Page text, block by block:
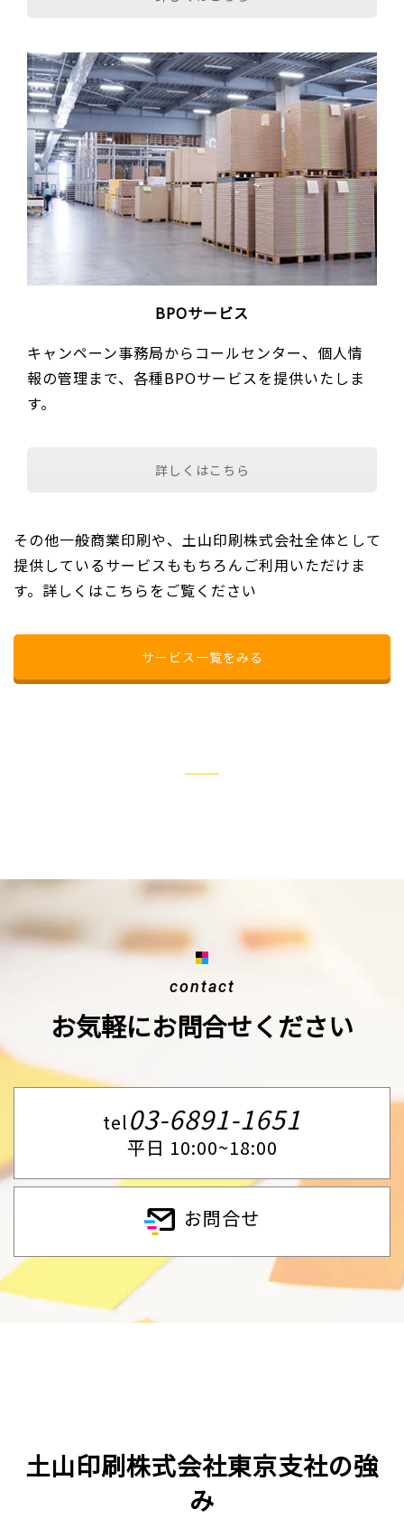
BPOサービス
キャンペーン事務局からコールセンター、個人情
報の管理まで、各種BPOサービスを提供いたしま
す。
詳しくはこちら
その他一般商業印刷や、土山印刷株式会社全体として
提供しているサービスももちろんご利用いただけま
す。詳しくはこちらをご覧ください
サービス一覧をみる
contact
お気軽にお問合せください
tel03-6891-1651
平日 10:00~18:00
お問合せ
土山印刷株式会社東京支社の強
み